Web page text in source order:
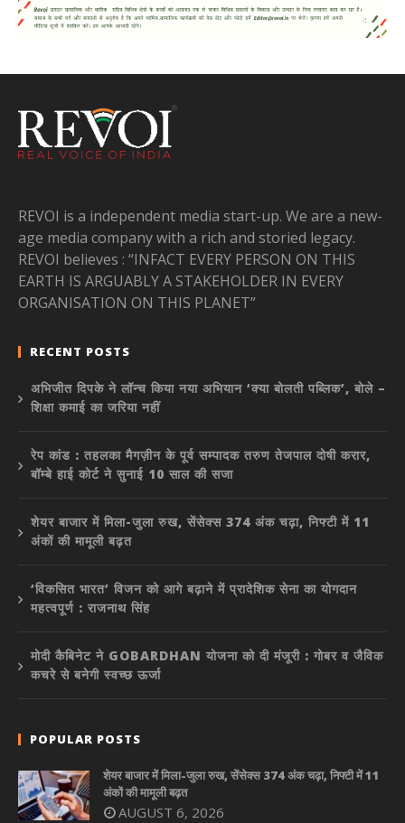
REVOI is a independent media start-up. We are a new-
age media company with a rich and storied legacy.
REVOI believes : “INFACT EVERY PERSON ON THIS
EARTH IS ARGUABLY A STAKEHOLDER IN EVERY
ORGANISATION ON THIS PLANET”
RECENT POSTS
अभिजीत दिपके ने लॉन्च किया नया अभियान ‘क्या बोलती पब्लिक’, बोले –
शिक्षा कमाई का जरिया नहीं
रेप कांड : तहलका मैगज़ीन के पूर्व सम्पादक तरुण तेजपाल दोषी करार,
बॉम्बे हाई कोर्ट ने सुनाई 10 साल की सजा
शेयर बाजार में मिला-जुला रुख, सेंसेक्स 374 अंक चढ़ा, निफ्टी में 11
अंकों की मामूली बढ़त
‘विकसित भारत’ विजन को आगे बढ़ाने में प्रादेशिक सेना का योगदान
महत्वपूर्ण : राजनाथ सिंह
मोदी कैबिनेट ने GOBARDHAN योजना को दी मंजूरी : गोबर व जैविक
कचरे से बनेगी स्वच्छ ऊर्जा
POPULAR POSTS
शेयर बाजार में मिला-जुला रुख, सेंसेक्स 374 अंक चढ़ा, निफ्टी में 11
अंकों की मामूली बढ़त
AUGUST 6, 2026